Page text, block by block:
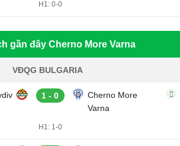
H1: 0-0
gần đây Cherno More Varna
VĐQG BULGARIA
1 - 0
Cherno More
Varna
H1: 1-0